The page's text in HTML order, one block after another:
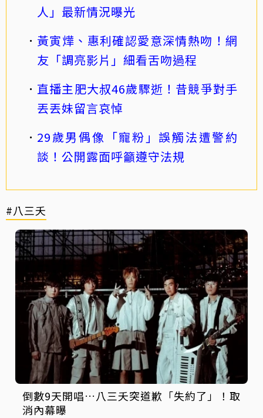
人」最新情況曝光
黃寅燁、惠利確認愛意深情熱吻！網
友「調亮影片」細看舌吻過程
直播主肥大叔46歲驟逝！昔競爭對手
丟丟妹留言哀悼
29歲男偶像「寵粉」誤觸法遭警約
談！公開露面呼籲遵守法規
#八三夭
倒數9天開唱…八三夭突道歉「失約了」！取
消內幕曝